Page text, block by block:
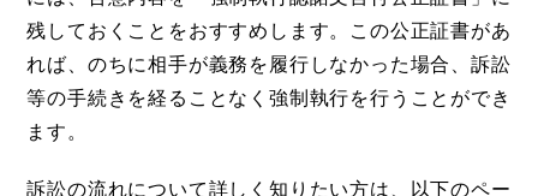
残しておくことをおすすめします。この公正証書があ
れば、のちに相手が義務を履行しなかった場合、訴訟
等の手続きを経ることなく強制執行を行うことができ
ます。
訴訟の流れについて詳しく知りたい方は、以下のペー